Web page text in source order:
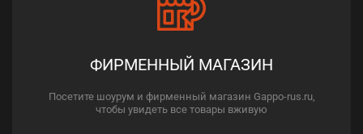
ФИРМЕННЫЙ МАГАЗИН
Посетите шоурум и фирменный магазин Gappo-rus.ru,
чтобы увидеть все товары вживую